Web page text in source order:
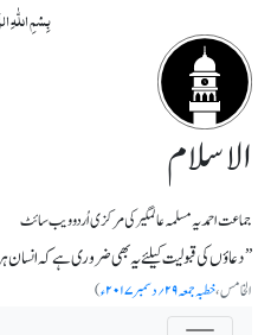
بِسۡمِ اللّٰہِ
الاسلام
جماعت احمدیہ مسلمہ عالمگیر کی مرکزی اُردو ویب سائٹ
’’دعاؤں کی قبولیت کیلئے یہ بھی ضروری ہے کہ انسان
الخامس،خطبہ جمعہ ۲۹؍دسمبر ۲۰۱۷ء )